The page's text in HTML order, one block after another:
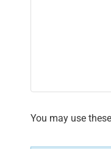
t
i
You may use these